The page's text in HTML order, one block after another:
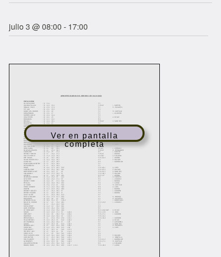
julio 3 @ 08:00 - 17:00
Ver en pantalla
completa